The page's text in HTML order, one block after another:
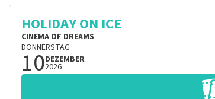
HOLIDAY ON ICE
CINEMA OF DREAMS
DONNERSTAG
10DEZEMBER
2026